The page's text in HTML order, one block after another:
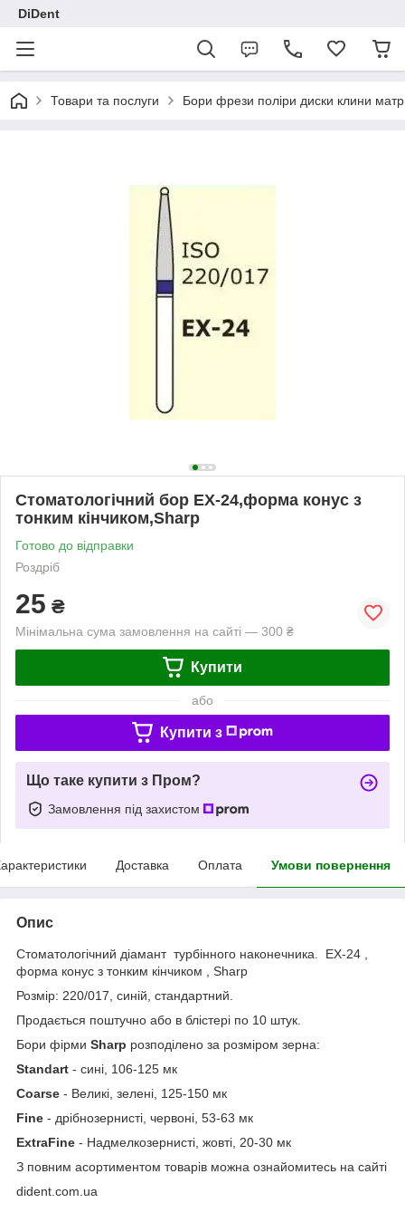
DiDent
Товари та послуги Бори фрези поліри диски клини
Стоматологічний бор EX-24,форма конус з
тонким кінчиком,Sharp
Готово до відправки
Роздріб
25 ₴
Мінімальна сума замовлення на сайті — 300 ₴
Купити
або
Купити з
Що таке купити з Пром?
Замовлення під захистом
Доставка Оплата Умови повернення
Опис
Стоматологічний діамант турбінного наконечника. EX-24 ,
форма конус з тонким кінчиком , Sharp
Розмір: 220/017, синій, стандартний.
Продається поштучно або в блістері по 10 штук.
Бори фірми Sharp розподілено за розміром зерна:
Standart - сині, 106-125 мк
Coarse - Великі, зелені, 125-150 мк
Fine - дрібнозернисті, червоні, 53-63 мк
ExtraFine - Надмелкозернисті, жовті, 20-30 мк
З повним асортиментом товарів можна ознайомитесь на сайті
dident.com.ua